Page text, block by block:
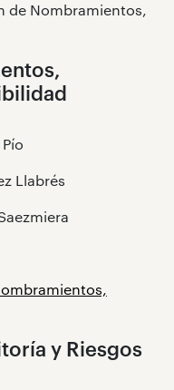
de Nombramientos,
Llabrés
y Riesgos